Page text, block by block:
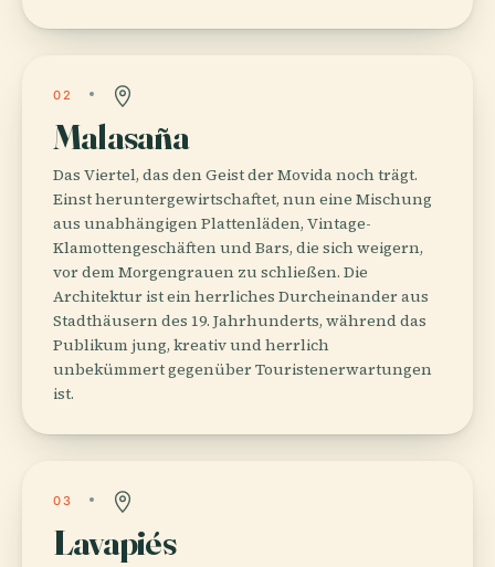
02
Malasaña
Das Viertel, das den Geist der Movida noch trägt.
Einst heruntergewirtschaftet, nun eine Mischung
aus unabhängigen Plattenläden, Vintage-
Klamottengeschäften und Bars, die sich weigern,
vor dem Morgengrauen zu schließen. Die
Architektur ist ein herrliches Durcheinander aus
Stadthäusern des 19. Jahrhunderts, während das
Publikum jung, kreativ und herrlich
unbekümmert gegenüber Touristenerwartungen
ist.
03
Lavapiés